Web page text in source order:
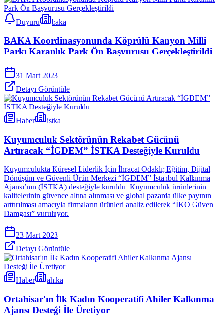
Duyuru baka
BAKA Koordinasyonunda Köprülü Kanyon Milli
Parkı Karanlık Park Ön Başvurusu Gerçekleştirildi
31 Mart 2023
Detayı Görüntüle
Haber istka
Kuyumculuk Sektörünün Rekabet Gücünü
Artıracak “İGDEM” İSTKA Desteğiyle Kuruldu
Kuyumculukta Küresel Liderlik İçin İhracat Odaklı; Eğitim, Dijital
Dönüşüm ve Güvenli Ürün Merkezi “İGDEM” İstanbul Kalkınma
Ajansı’nın (İSTKA) desteğiyle kuruldu. Kuyumculuk ürünlerinin
kalitelerinin güvence altına alınması ve global pazarda ülke payının
arttırılması amacıyla firmaların ürünleri analiz edilerek “İKO Güven
Damgası” vuruluyor.
23 Mart 2023
Detayı Görüntüle
Haber ahika
Ortahisar'ın İlk Kadın Kooperatifi Ahiler Kalkınma
Ajansı Desteği İle Üretiyor